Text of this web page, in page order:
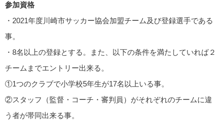
参加資格
・2021年度川崎市サッカー協会加盟チーム及び登録選手である
事。
・8名以上の登録とする。また、以下の条件を満たしていれば２
チームまでエントリー出来る。
①1つのクラブで小学校5年生が17名以上いる事。
②スタッフ（監督・コーチ・審判員）がそれぞれのチームに違
う者が帯同出来る事。